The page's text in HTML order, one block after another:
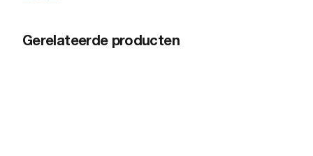
Gerelateerde producten